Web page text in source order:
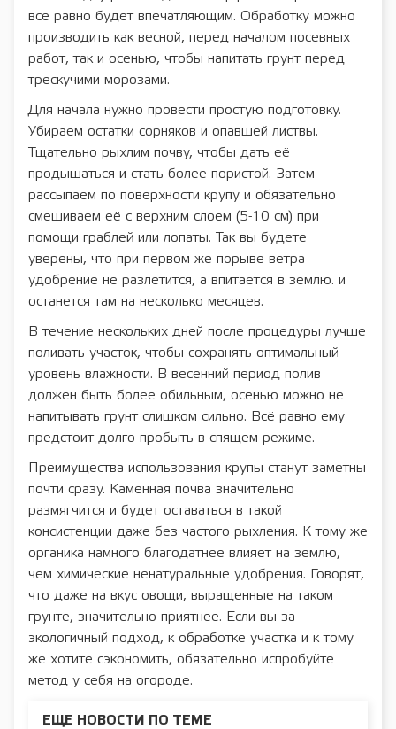
всё равно будет впечатляющим. Обработку можно
производить как весной, перед началом посевных
работ, так и осенью, чтобы напитать грунт перед
трескучими морозами.
Для начала нужно провести простую подготовку.
Убираем остатки сорняков и опавшей листвы.
Тщательно рыхлим почву, чтобы дать её
продышаться и стать более пористой. Затем
рассыпаем по поверхности крупу и обязательно
смешиваем её с верхним слоем (5-10 см) при
помощи граблей или лопаты. Так вы будете
уверены, что при первом же порыве ветра
удобрение не разлетится, а впитается в землю. и
останется там на несколько месяцев.
В течение нескольких дней после процедуры лучше
поливать участок, чтобы сохранять оптимальный
уровень влажности. В весенний период полив
должен быть более обильным, осенью можно не
напитывать грунт слишком сильно. Всё равно ему
предстоит долго пробыть в спящем режиме.
Преимущества использования крупы станут заметны
почти сразу. Каменная почва значительно
размягчится и будет оставаться в такой
консистенции даже без частого рыхления. К тому же
органика намного благодатнее влияет на землю,
чем химические ненатуральные удобрения. Говорят,
что даже на вкус овощи, выращенные на таком
грунте, значительно приятнее. Если вы за
экологичный подход, к обработке участка и к тому
же хотите сэкономить, обязательно испробуйте
метод у себя на огороде.
ЕЩЕ НОВОСТИ ПО ТЕМЕ